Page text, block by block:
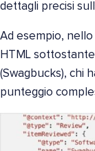
dettagli precisi
Ad esempio,
HTML
(Swagbucks), chi
punteggio